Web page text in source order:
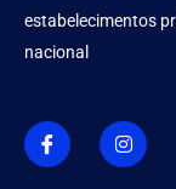
estabelecimentos
nacional
I
c
o
n
I
n
s
t